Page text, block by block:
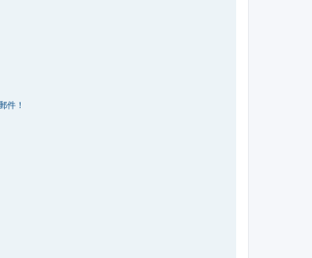
件！